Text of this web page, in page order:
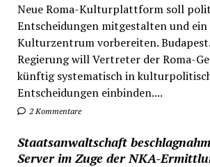
Neue Roma-Kulturplattform soll
Entscheidungen mitgestalten und
Kulturzentrum vorbereiten.
Regierung will Vertreter der Roma-
künftig systematisch in
Entscheidungen einbinden....
2 Kommentare
Staatsanwaltschaft
Server im Zuge der NKA-